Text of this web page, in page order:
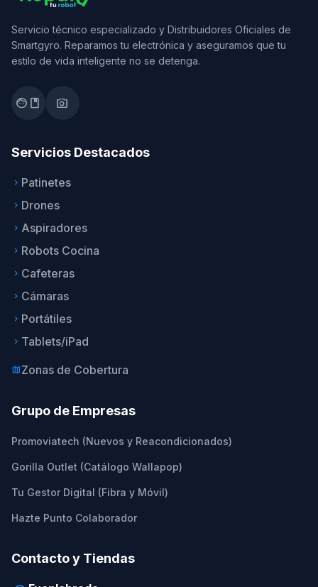
Servicio técnico especializado y Distribuidores Oficiales de
Smartgyro. Reparamos tu electrónica y aseguramos que tu
estilo de vida inteligente no se detenga.
facebook photo_camera
Servicios Destacados
keyboard_arrow_right Patinetes
keyboard_arrow_right Drones
keyboard_arrow_right Aspiradores
keyboard_arrow_right Robots Cocina
keyboard_arrow_right Cafeteras
keyboard_arrow_right Cámaras
keyboard_arrow_right Portátiles
keyboard_arrow_right Tablets/iPad
mapZonas de Cobertura
Grupo de Empresas
Promoviatech (Nuevos y Reacondicionados)
Gorilla Outlet (Catálogo Wallapop)
Tu Gestor Digital (Fibra y Móvil)
Hazte Punto Colaborador
Contacto y Tiendas